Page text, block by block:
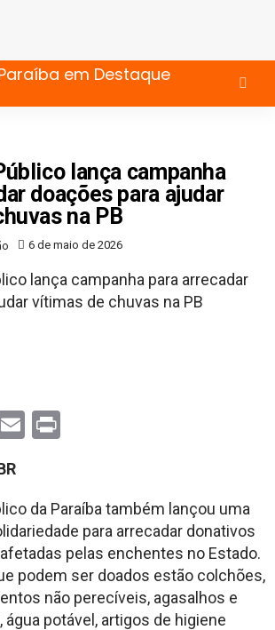
lança campanha
doações para ajudar
na PB
6 de maio de 2026
Email
da Paraíba também lançou uma
para arrecadar donativos
pelas enchentes no Estado.
podem ser doados estão colchões,
não perecíveis, agasalhos e
água potável, artigos de higiene